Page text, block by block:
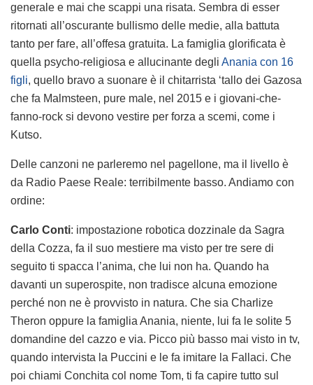
generale e mai che scappi una risata. Sembra di esser
ritornati all’oscurante bullismo delle medie, alla battuta
tanto per fare, all’offesa gratuita. La famiglia glorificata è
quella psycho-religiosa e allucinante degli Anania con 16
figli, quello bravo a suonare è il chitarrista ‘tallo dei Gazosa
che fa Malmsteen, pure male, nel 2015 e i giovani-che-
fanno-rock si devono vestire per forza a scemi, come i
Kutso.
Delle canzoni ne parleremo nel pagellone, ma il livello è
da Radio Paese Reale: terribilmente basso. Andiamo con
ordine:
Carlo Conti: impostazione robotica dozzinale da Sagra
della Cozza, fa il suo mestiere ma visto per tre sere di
seguito ti spacca l’anima, che lui non ha. Quando ha
davanti un superospite, non tradisce alcuna emozione
perché non ne è provvisto in natura. Che sia Charlize
Theron oppure la famiglia Anania, niente, lui fa le solite 5
domandine del cazzo e via. Picco più basso mai visto in tv,
quando intervista la Puccini e le fa imitare la Fallaci. Che
poi chiami Conchita col nome Tom, ti fa capire tutto sul